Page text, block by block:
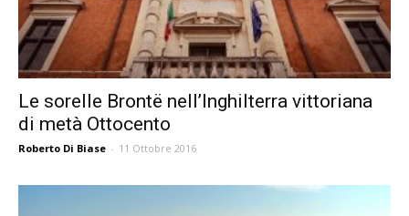
Le sorelle Brontë nell’Inghilterra vittoriana
di metà Ottocento
Roberto Di Biase - 11 Ottobre 2016